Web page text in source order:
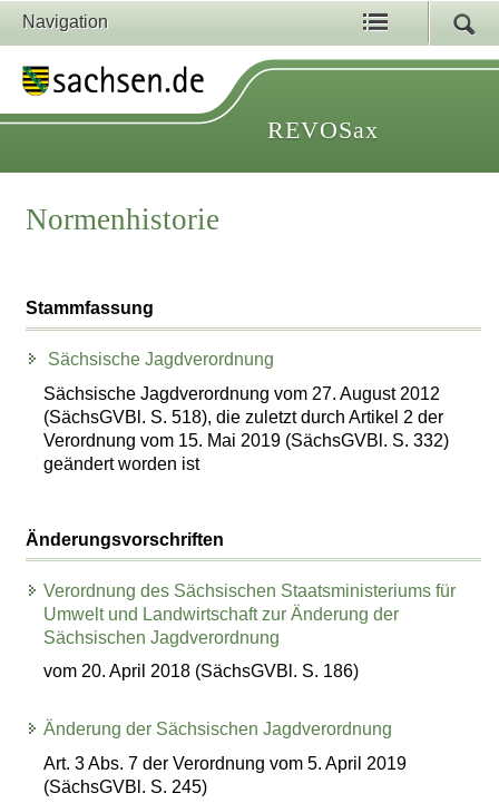
Navigation
REVOSax
Normenhistorie
Stammfassung
Sächsische Jagdverordnung
Sächsische Jagdverordnung vom 27. August 2012
(SächsGVBl. S. 518), die zuletzt durch Artikel 2 der
Verordnung vom 15. Mai 2019 (SächsGVBl. S. 332)
geändert worden ist
Änderungsvorschriften
Verordnung des Sächsischen Staatsministeriums für
Umwelt und Landwirtschaft zur Änderung der
Sächsischen Jagdverordnung
vom 20. April 2018 (SächsGVBl. S. 186)
Änderung der Sächsischen Jagdverordnung
Art. 3 Abs. 7 der Verordnung vom 5. April 2019
(SächsGVBl. S. 245)